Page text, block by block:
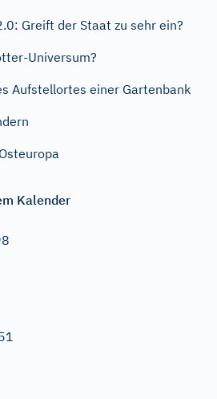
Greift der Staat zu sehr ein?
Universum?
Aufstellortes einer Gartenbank
Kalender